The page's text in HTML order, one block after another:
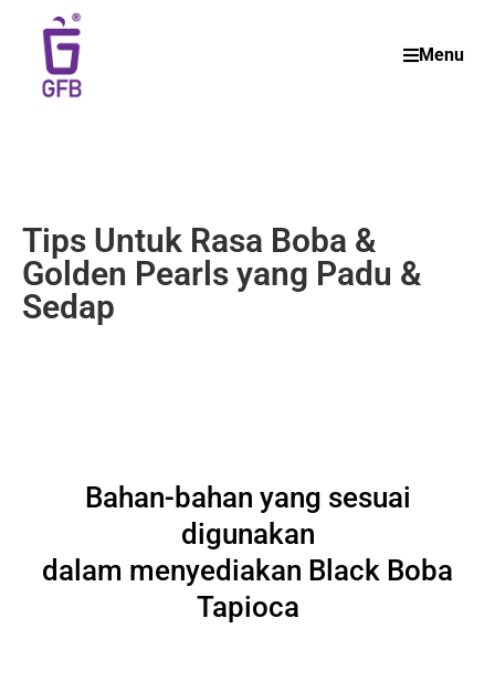
Menu
Tips Untuk Rasa Boba &
Golden Pearls yang Padu &
Sedap
Bahan-bahan yang sesuai
digunakan
dalam menyediakan Black Boba
Tapioca